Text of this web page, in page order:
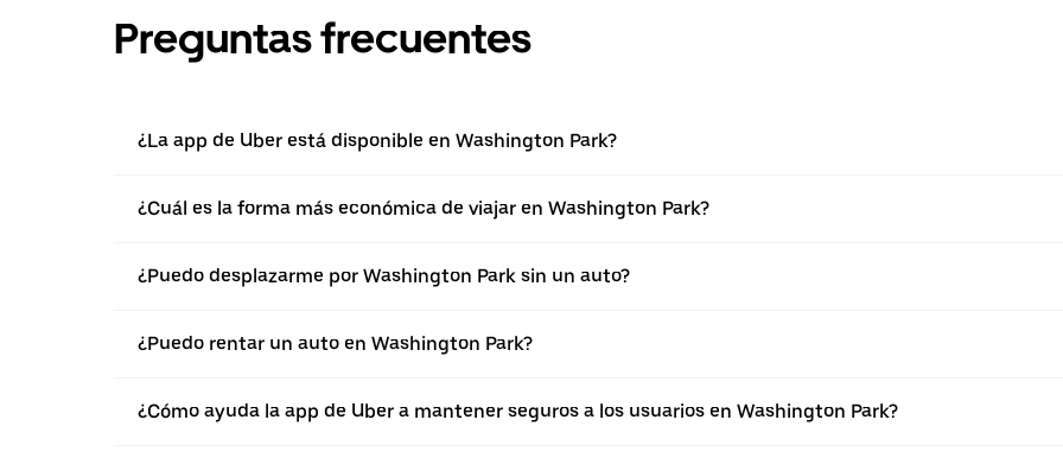
Preguntas frecuentes
¿La app de Uber está disponible en Washington Park?
¿Cuál es la forma más económica de viajar en Washington Park?
¿Puedo desplazarme por Washington Park sin un auto?
¿Puedo rentar un auto en Washington Park?
¿Cómo ayuda la app de Uber a mantener seguros a los usuarios en Washington Park?